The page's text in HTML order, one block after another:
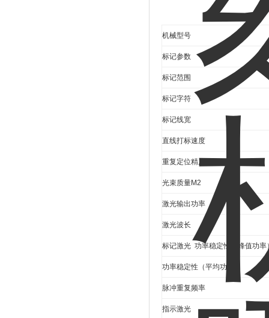
机械型号
标记参数
标记范围
标记字符
标记线宽
直线打标速度
重复定位精度
光束质量M2
激光输出功率
激光波长
标记激光 功率稳定性（峰值功率
功率稳定性（平均功率）
脉冲重复频率
指示激光